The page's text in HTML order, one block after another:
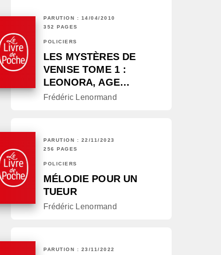
PARUTION : 14/04/2010
352 PAGES
POLICIERS
LES MYSTÈRES DE
VENISE TOME 1 :
LEONORA, AGE…
Frédéric Lenormand
PARUTION : 22/11/2023
256 PAGES
POLICIERS
MÉLODIE POUR UN
TUEUR
Frédéric Lenormand
PARUTION : 23/11/2022